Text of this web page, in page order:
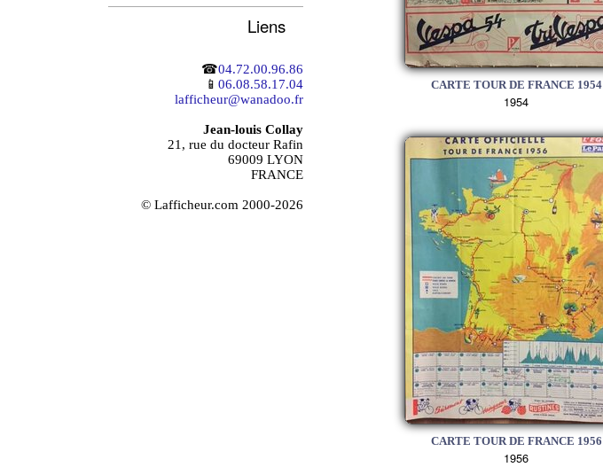
Liens
☎04.72.00.96.86
📱 06.08.58.17.04
lafficheur@wanadoo.fr
Jean-louis Collay
21, rue du docteur Rafin
69009 LYON
FRANCE
© Lafficheur.com 2000-2026
CARTE TOUR DE FRANCE 1954
1954
CARTE TOUR DE FRANCE 1956
1956